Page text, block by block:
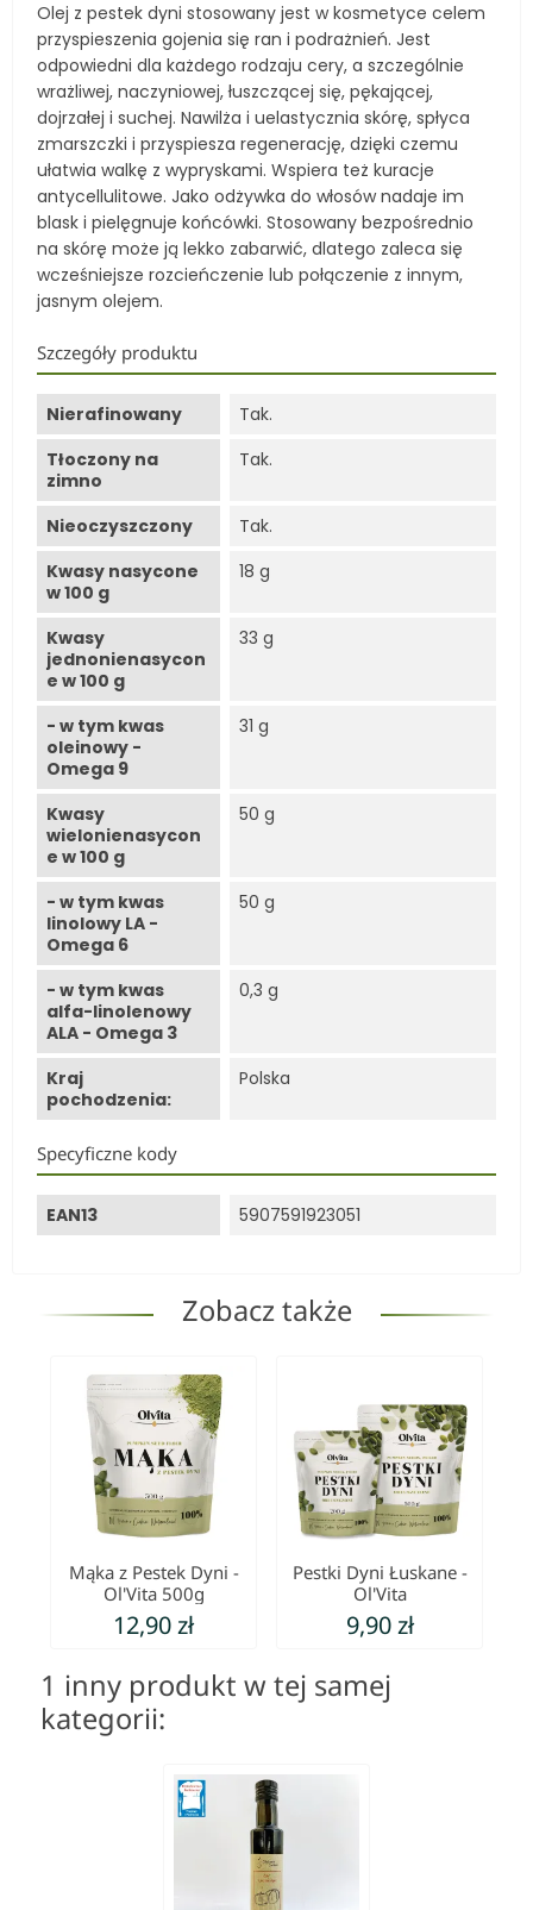
Olej z pestek dyni stosowany jest w kosmetyce celem
przyspieszenia gojenia się ran i podrażnień. Jest
odpowiedni dla każdego rodzaju cery, a szczególnie
wrażliwej, naczyniowej, łuszczącej się, pękającej,
dojrzałej i suchej. Nawilża i uelastycznia skórę, spłyca
zmarszczki i przyspiesza regenerację, dzięki czemu
ułatwia walkę z wypryskami. Wspiera też kuracje
antycellulitowe. Jako odżywka do włosów nadaje im
blask i pielęgnuje końcówki. Stosowany bezpośrednio
na skórę może ją lekko zabarwić, dlatego zaleca się
wcześniejsze rozcieńczenie lub połączenie z innym,
jasnym olejem.
Szczegóły produktu
Nierafinowany
Tak.
Tłoczony na
zimno
Tak.
Nieoczyszczony
Tak.
Kwasy nasycone
w 100 g
18 g
Kwasy
jednonienasycon
e w 100 g
33 g
- w tym kwas
oleinowy -
Omega 9
31 g
Kwasy
wielonienasycon
e w 100 g
50 g
- w tym kwas
linolowy LA -
Omega 6
50 g
- w tym kwas
alfa-linolenowy
ALA - Omega 3
0,3 g
Kraj
pochodzenia:
Polska
Specyficzne kody
EAN13 5907591923051
Zobacz także
Mąka z Pestek Dyni -
Ol'Vita 500g
12,90 zł
Pestki Dyni Łuskane -
Ol'Vita
9,90 zł
1 inny produkt w tej samej
kategorii: